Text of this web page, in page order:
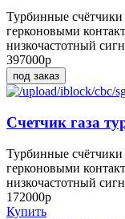
Турбинные
герконовыми
низкочастотный
397000р
под заказ
Счетчик газа
Турбинные
герконовыми
низкочастотный
172000р
Купить